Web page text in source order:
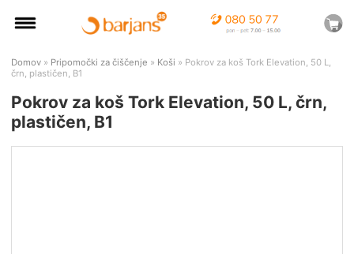
Domov » Pripomočki za čiščenje » Koši » Pokrov za koš Tork Elevation, 50 L,
črn, plastičen, B1
Pokrov za koš Tork Elevation, 50 L, črn,
plastičen, B1